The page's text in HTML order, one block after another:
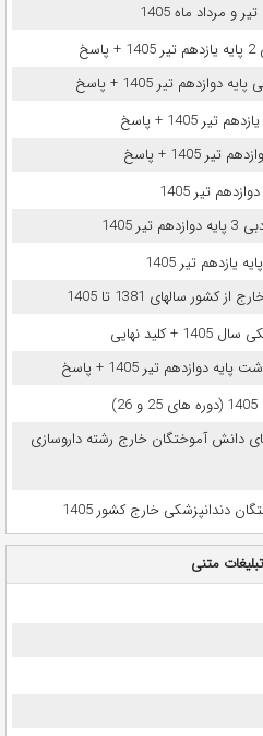
و مرداد ماه 1405
تیر 1405 + پاسخ
تیر 1405
سالهای 1381 تا 1405
نهایی
تیر 1405 + پاسخ
دانش آموختگان خارج رشته داروسازی
دندانپزشکی خارج کشور 1405
تبلیغات متنی